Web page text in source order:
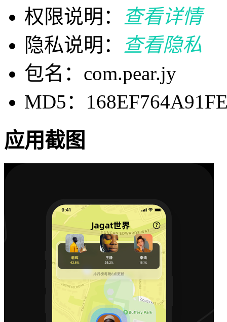
权限说明：
查看详情
隐私说明：
查看隐私
包名：com.pear.jy
MD5：
应用截图